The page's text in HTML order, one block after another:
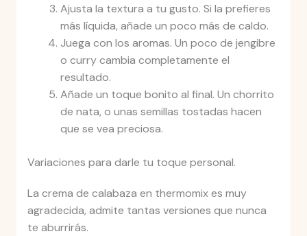
Ajusta la textura a tu gusto. Si la prefieres
más líquida, añade un poco más de caldo.
Juega con los aromas. Un poco de jengibre
o curry cambia completamente el
resultado.
Añade un toque bonito al final. Un chorrito
de nata, o unas semillas tostadas hacen
que se vea preciosa.
Variaciones para darle tu toque personal.
La crema de calabaza en thermomix es muy
agradecida, admite tantas versiones que nunca
te aburrirás.